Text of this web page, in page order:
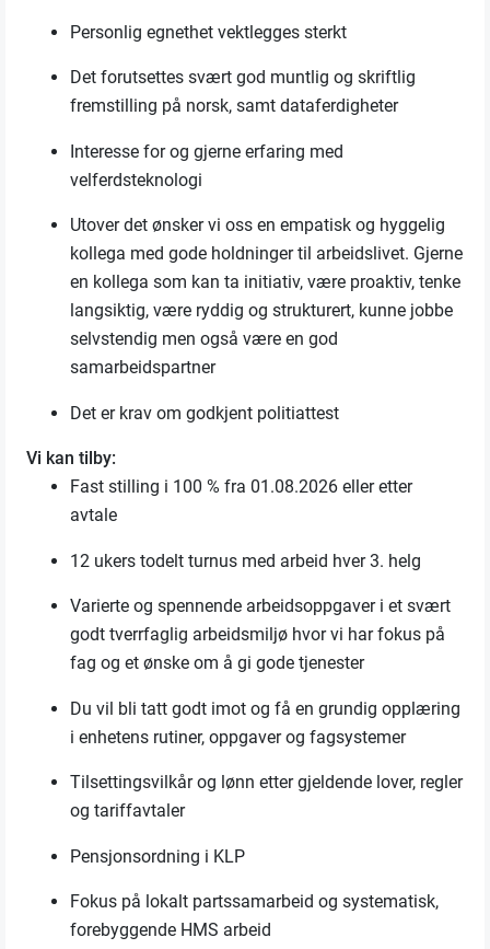
Personlig egnethet vektlegges sterkt
Det forutsettes svært god muntlig og skriftlig
fremstilling på norsk, samt dataferdigheter
Interesse for og gjerne erfaring med
velferdsteknologi
Utover det ønsker vi oss en empatisk og hyggelig
kollega med gode holdninger til arbeidslivet. Gjerne
en kollega som kan ta initiativ, være proaktiv, tenke
langsiktig, være ryddig og strukturert, kunne jobbe
selvstendig men også være en god
samarbeidspartner
Det er krav om godkjent politiattest
Vi kan tilby:
Fast stilling i 100 % fra 01.08.2026 eller etter
avtale
12 ukers todelt turnus med arbeid hver 3. helg
Varierte og spennende arbeidsoppgaver i et svært
godt tverrfaglig arbeidsmiljø hvor vi har fokus på
fag og et ønske om å gi gode tjenester
Du vil bli tatt godt imot og få en grundig opplæring
i enhetens rutiner, oppgaver og fagsystemer
Tilsettingsvilkår og lønn etter gjeldende lover, regler
og tariffavtaler
Pensjonsordning i KLP
Fokus på lokalt partssamarbeid og systematisk,
forebyggende HMS arbeid